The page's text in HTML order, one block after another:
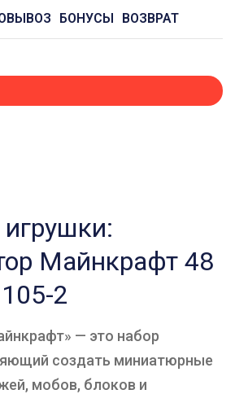
БОНУСЫ ВОЗВРАТ
Майнкрафт 48
2
— это набор
создать миниатюрные
мобов, блоков и